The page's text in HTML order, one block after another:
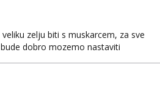
zelju biti s muskarcem, za sve
dobro mozemo nastaviti